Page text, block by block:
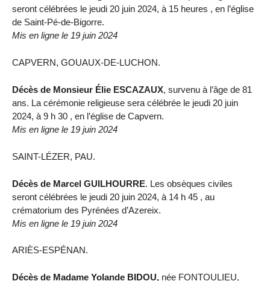
seront célébrées le jeudi 20 juin 2024, à 15 heures , en l’église
de Saint-Pé-de-Bigorre.
Mis en ligne le 19 juin 2024
CAPVERN, GOUAUX-DE-LUCHON.
Décès de Monsieur Élie ESCAZAUX, survenu à l’âge de 81
ans. La cérémonie religieuse sera célébrée le jeudi 20 juin
2024, à 9 h 30 , en l’église de Capvern.
Mis en ligne le 19 juin 2024
SAINT-LÉZER, PAU.
Décès de Marcel GUILHOURRE. Les obsèques civiles
seront célébrées le jeudi 20 juin 2024, à 14 h 45 , au
crématorium des Pyrénées d’Azereix.
Mis en ligne le 19 juin 2024
ARIÈS-ESPÉNAN.
Décès de Madame Yolande BIDOU, née FONTOULIEU,